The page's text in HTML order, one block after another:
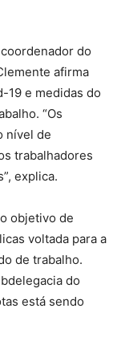
do
afirma
19 e medidas do
“Os
nível de
trabalhadores
explica.
objetivo de
voltada para a
de trabalho.
do
está sendo